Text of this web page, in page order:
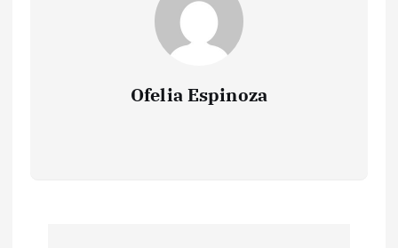
Ofelia Espinoza